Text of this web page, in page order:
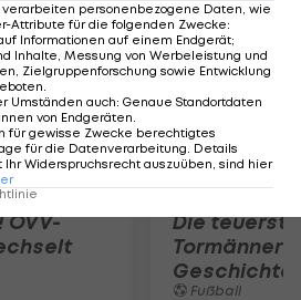
ÖVV-
Die
Tormänner
Geschichte
Fußball
verarbeiten personenbezogene Daten, wie
Attribute für die folgenden Zwecke:
Informationen auf einem Endgerät;
Inhalte, Messung von Werbeleistung und
Zielgruppenforschung sowie Entwicklung
.
Umständen auch: Genaue Standortdaten
von Endgeräten.
für gewisse Zwecke berechtigtes
für die Datenverarbeitung. Details
Widerspruchsrecht auszuüben, sind hier